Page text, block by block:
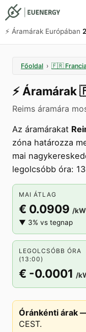
⚡️ Áramárak Európában
Főoldal › 🇫🇷
⚡️ Áramárak
Reims áramára
Az áramárakat
zóna határozza
mai
legolcsóbb óra:
MAI ÁTLAG
€ 0.0909 /
▼ 3% vs tegnap
LEGOLCSÓBB ÓRA
(13:00)
€ -0.0001 /
Óránkénti árak
CEST.